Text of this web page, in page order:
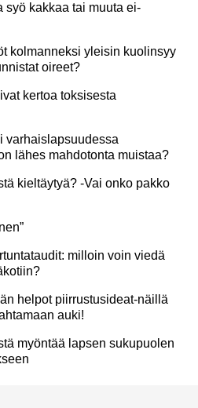
syö kakkaa tai muuta ei-
kolmanneksi yleisin kuolinsyy
oireet?
kertoa toksisesta
varhaislapsuudessa
lähes mahdotonta muistaa?
kieltäytyä? -Vai onko pakko
milloin voin viedä
helpot piirrustusideat-näillä
auki!
myöntää lapsen sukupuolen